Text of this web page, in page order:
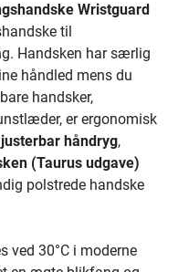
Wristguard
til
Handsken har særlig
håndled mens du
handsker,
er ergonomisk
justerbar håndryg,
(Taurus udgave)
polstrede handske
ved 30°C i moderne